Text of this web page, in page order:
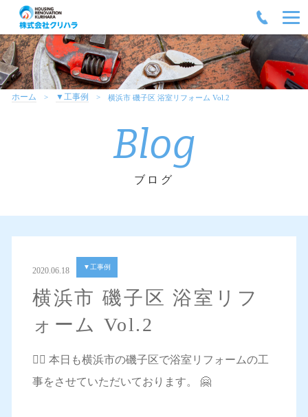
ホーム ▼工事例 横浜市 磯子区 浴室リフォーム Vol.2
Blog
ブログ
2020.06.18 ▼工事例
横浜市 磯子区 浴室リフ
ォーム Vol.2
💁‍♀️ 本日も横浜市の磯子区で浴室リフォームの工
事をさせていただいております。 🤗